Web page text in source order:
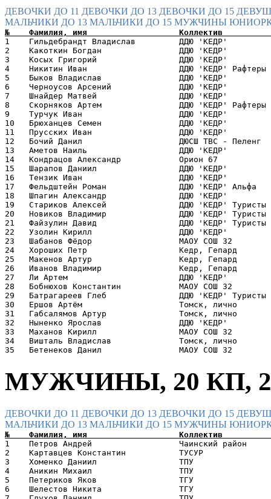
ДЕВОЧКИ ДО 11 ДЕВОЧКИ ДО 13 ДЕВОЧКИ ДО 15
МАЛЬЧИКИ ДО 13 МАЛЬЧИКИ ДО 15 МУЖЧИНЫ
1    Гильдебрандт Владислав         ДДЮ
2    Какоткин Богдан                ДДЮ 'КЕДР'
3    Косых Григорий                 ДДЮ 'КЕДР'
4    Никитин Иван                   ДДЮ 'КЕДР'
5    Быков Владислав                ДДЮ 'КЕДР'
6    Черноусов Арсений              ДДЮ 'КЕДР'
7    Шнайдер Матвей                 ДДЮ 'КЕДР'
8    Скорняков Артем                ДДЮ 'КЕДР'
9    Турчук Иван                    ДДЮ 'КЕДР'
10   Брюханцев Семен                ДДЮ 'КЕДР'
11   Прусских Иван                  ДДЮ 'КЕДР'
12   Бочий Данил                    ДЮСШ ТВС -
13   Аметов Наиль                   ДДЮ 'КЕДР'
14   Кондрацов Александр            Орион 67
15   Шарапов Даниил                 ДДЮ 'КЕДР'
16   Тензик Иван                    ДДЮ 'КЕДР'
17   Фельдштейн Роман               ДДЮ 'КЕДР'
18   Шпагин Александр               ДДЮ 'КЕДР'
19   Стариков Алексей               ДДЮ 'КЕДР'
20   Новиков Владимир               ДДЮ 'КЕДР'
21   Файзулин Давид                 ДДЮ 'КЕДР'
22   Узолин Кирилл                  ДДЮ 'КЕДР'
23   Шабанов Фёдор                  МАОУ СОШ 32
24   Хороших Петр                   Кедр, Гепард
25   Макенов Артур                  Кедр, Гепард
26   Иванов Владимир                Кедр,
27   Ли Артем                       ДДЮ 'КЕДР'
28   Бобнюхов Константин            МАОУ СОШ
29   Батрагареев Глеб               ДДЮ 'КЕДР'
30   Ершов Артём                    Томск,
31   Габсалямов Артур               Томск,
32   Ныненко Ярослав                ДДЮ
33   Маханов Кирилл                 МАОУ
34   Вишталь Владислав
МУЖЧИНЫ, 20 КП,
ДЕВОЧКИ ДО 11 ДЕВОЧКИ ДО 13 ДЕВОЧКИ ДО 15
МАЛЬЧИКИ ДО 13 МАЛЬЧИКИ ДО 15 МУЖЧИНЫ
1    Петров Андрей                  Чаинский
2    Картавцев Константин           ТУСУР
3    Хоменко Даниил                 ТПУ
4    Аникин Михаил                  ТПУ
5    Петериков Яков                 ТГУ
6    Шелестов Никита                ТГУ